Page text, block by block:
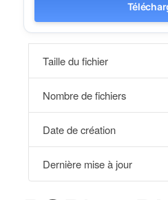
Taille du fichier
Nombre de fichiers
Date de création
Dernière mise à jour